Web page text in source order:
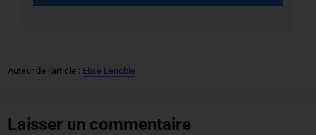
Auteur de l'article : Elise Lenoble
Laisser un commentaire